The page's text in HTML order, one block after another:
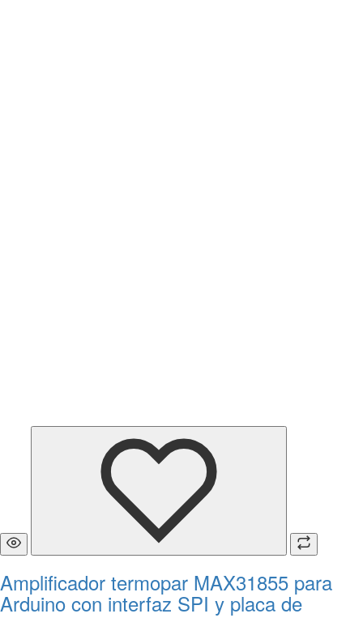
Amplificador termopar MAX31855 para
Arduino con interfaz SPI y placa de